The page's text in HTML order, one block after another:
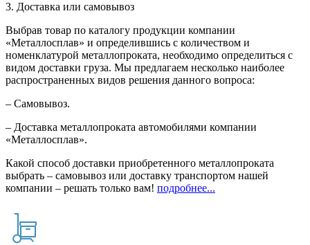
3. Доставка или самовывоз
Выбрав товар по каталогу продукции компании
«Металлосплав» и определившись с количеством и
номенклатурой металлопроката, необходимо определиться с
видом доставки груза. Мы предлагаем несколько наиболее
распространенных видов решения данного вопроса:
– Самовывоз.
– Доставка металлопроката автомобилями компании
«Металлосплав».
Какой способ доставки приобретенного металлопроката
выбрать – самовывоз или доставку транспортом нашей
компании – решать только вам! подробнее...